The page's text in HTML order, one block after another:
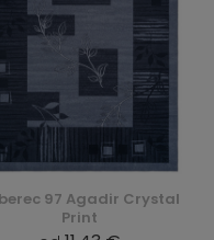
97 Agadir Crystal
Print